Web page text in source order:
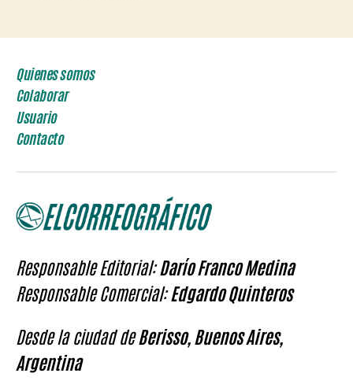
Quienes somos
Colaborar
Usuario
Contacto
Responsable Editorial:Darío Franco Medina
Responsable Comercial:Edgardo Quinteros
Desde la ciudad deBerisso, Buenos Aires,
Argentina